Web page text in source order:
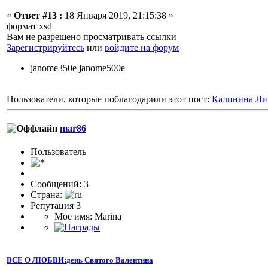
« Ответ #13 : 18 Января 2019, 21:15:38 »
формат xsd
Вам не разрешено просматривать ссылки
Зарегистрируйтесь или войдите на форум
janome350e janome500e
Пользователи, которые поблагодарили этот пост: Калинина
mar86
Пользователь
Сообщений: 3
Страна:
Репутация 3
Мое имя: Marina
ВСЕ О ЛЮБВИ:день Святого Валентина